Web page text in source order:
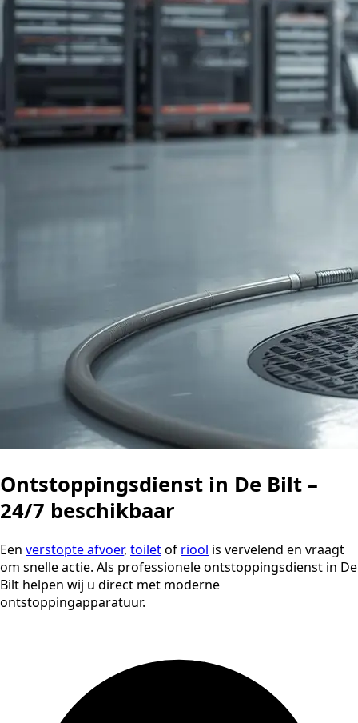
Ontstoppingsdienst in De Bilt –
24/7 beschikbaar
Een verstopte afvoer, toiletof riool is vervelend en vraagt
om snelle actie. Als professionele ontstoppingsdienst in De
Bilt helpen wij u direct met moderne
ontstoppingapparatuur.